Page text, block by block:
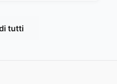
tutti